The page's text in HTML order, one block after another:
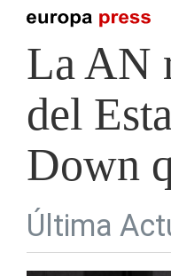
La AN
del
Down
Última